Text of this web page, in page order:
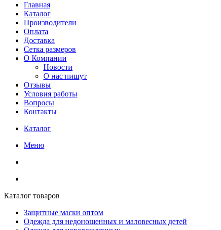
Главная
Каталог
Производители
Оплата
Доставка
Сетка размеров
О Компании
Новости
О нас пишут
Отзывы
Условия работы
Вопросы
Контакты
Каталог
Меню
Каталог товаров
Защитные маски оптом
Одежда для недоношенных и маловесных детей